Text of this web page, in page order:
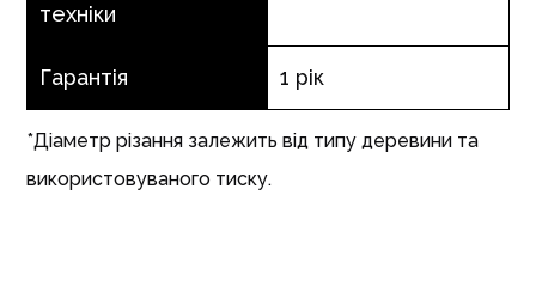
техніки
Гарантія 1 рік
*Діаметр різання залежить від типу деревини та
використовуваного тиску.